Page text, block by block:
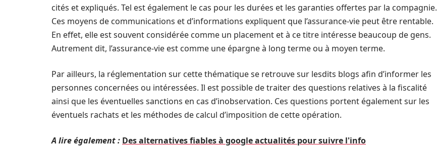
cités et expliqués. Tel est également le cas pour les durées et les garanties offertes par la compagnie.
Ces moyens de communications et d’informations expliquent que l’assurance-vie peut être rentable.
En effet, elle est souvent considérée comme un placement et à ce titre intéresse beaucoup de gens.
Autrement dit, l’assurance-vie est comme une épargne à long terme ou à moyen terme.
Par ailleurs, la réglementation sur cette thématique se retrouve sur lesdits blogs afin d’informer les
personnes concernées ou intéressées. Il est possible de traiter des questions relatives à la fiscalité
ainsi que les éventuelles sanctions en cas d’inobservation. Ces questions portent également sur les
éventuels rachats et les méthodes de calcul d’imposition de cette opération.
A lire également : Des alternatives fiables à google actualités pour suivre l'info